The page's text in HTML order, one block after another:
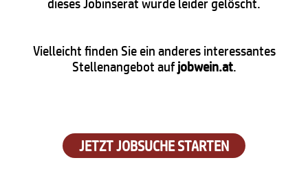
Vielleicht finden Sie ein anderes interessantes
Stellenangebot aufjobwein.at.
JETZT JOBSUCHE STARTEN